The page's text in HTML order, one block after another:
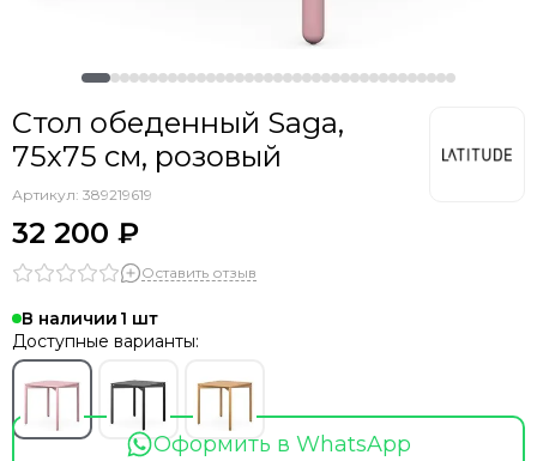
Стол обеденный Saga,
75х75 см, розовый
Артикул: 389219619
32 200 ₽
Оставить отзыв
В наличии 1
Доступные варианты:
Оформить в WhatsApp